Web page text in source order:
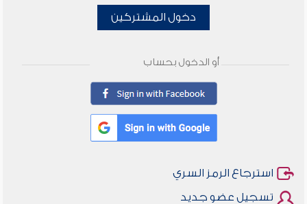
دخول المشتركين
أو الدخول بحساب
استرجاع الرمز السري
تسجيل عضو جديد